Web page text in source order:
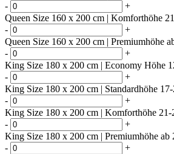
-
+
Queen Size 160 x 200 cm | Komforthöhe
-
+
Queen Size 160 x 200 cm | Premiumhöhe
-
+
King Size 180 x 200 cm | Economy Höhe
-
+
King Size 180 x 200 cm | Standardhöhe
-
+
King Size 180 x 200 cm | Komforthöhe 21-
-
+
King Size 180 x 200 cm | Premiumhöhe ab
-
+